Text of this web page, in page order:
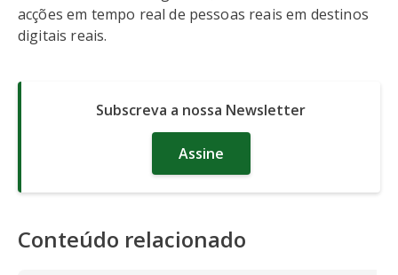
acções em tempo real de pessoas reais em destinos
digitais reais.
Subscreva a nossa Newsletter
Assine
Conteúdo relacionado